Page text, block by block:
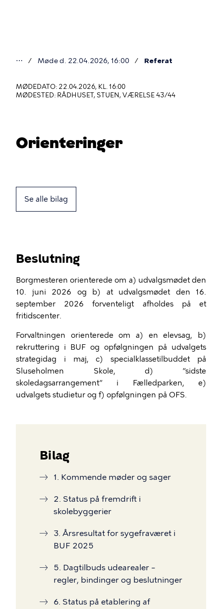
er
her
⋯ Møde d. 22.04.2026, 16:00 Referat
MØDEDATO: 22.04.2026, KL. 16:00
MØDESTED: RÅDHUSET, STUEN, VÆRELSE 43/44
Orienteringer
Se alle bilag
Beslutning
Borgmesteren orienterede om a) udvalgsmødet den
10. juni 2026 og b) at udvalgsmødet den 16.
september 2026 forventeligt afholdes på et
fritidscenter.
Forvaltningen orienterede om a) en elevsag, b)
rekruttering i BUF og opfølgningen på udvalgets
strategidag i maj, c) specialklassetilbuddet på
Sluseholmen Skole, d) ”sidste
skoledagsarrangement” i Fælledparken, e)
udvalgets studietur og f) opfølgningen på OFS.
Bilag
1. Kommende møder og sager
2. Status på fremdrift i
skolebyggerier
3. Årsresultat for sygefraværet i
BUF 2025
5. Dagtilbuds udearealer –
regler, bindinger og beslutninger
6. Status på etablering af